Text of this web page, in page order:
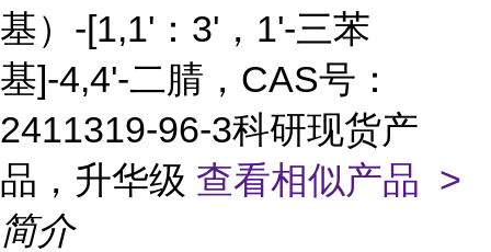
基）-[1,1'：3'，1'-三苯
基]-4,4'-二腈，CAS号：
2411319-96-3科研现货产
品，升华级 查看相似产品 >
简介